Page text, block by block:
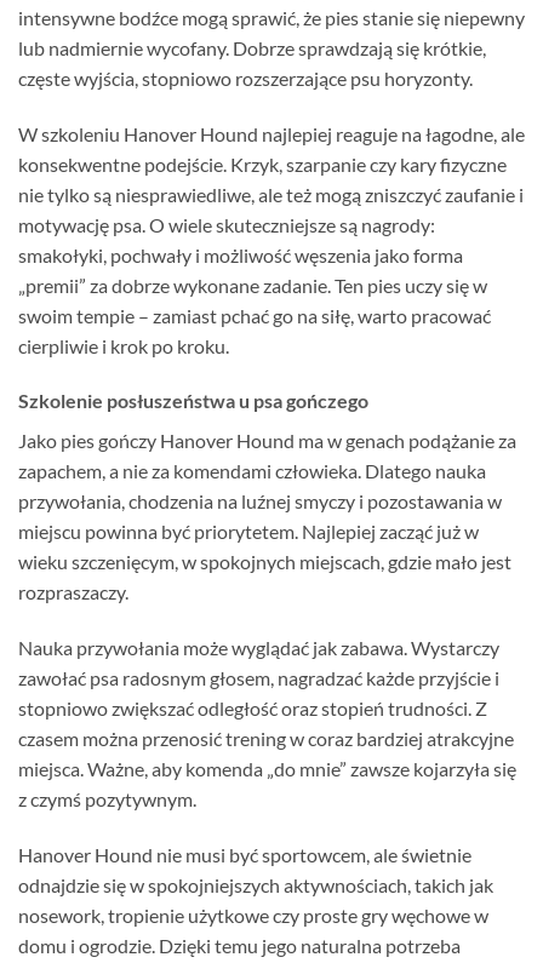
intensywne bodźce mogą sprawić, że pies stanie się niepewny
lub nadmiernie wycofany. Dobrze sprawdzają się krótkie,
częste wyjścia, stopniowo rozszerzające psu horyzonty.
W szkoleniu Hanover Hound najlepiej reaguje na łagodne, ale
konsekwentne podejście. Krzyk, szarpanie czy kary fizyczne
nie tylko są niesprawiedliwe, ale też mogą zniszczyć zaufanie i
motywację psa. O wiele skuteczniejsze są nagrody:
smakołyki, pochwały i możliwość węszenia jako forma
„premii” za dobrze wykonane zadanie. Ten pies uczy się w
swoim tempie – zamiast pchać go na siłę, warto pracować
cierpliwie i krok po kroku.
Szkolenie posłuszeństwa u psa gończego
Jako pies gończy Hanover Hound ma w genach podążanie za
zapachem, a nie za komendami człowieka. Dlatego nauka
przywołania, chodzenia na luźnej smyczy i pozostawania w
miejscu powinna być priorytetem. Najlepiej zacząć już w
wieku szczenięcym, w spokojnych miejscach, gdzie mało jest
rozpraszaczy.
Nauka przywołania może wyglądać jak zabawa. Wystarczy
zawołać psa radosnym głosem, nagradzać każde przyjście i
stopniowo zwiększać odległość oraz stopień trudności. Z
czasem można przenosić trening w coraz bardziej atrakcyjne
miejsca. Ważne, aby komenda „do mnie” zawsze kojarzyła się
z czymś pozytywnym.
Hanover Hound nie musi być sportowcem, ale świetnie
odnajdzie się w spokojniejszych aktywnościach, takich jak
nosework, tropienie użytkowe czy proste gry węchowe w
domu i ogrodzie. Dzięki temu jego naturalna potrzeba